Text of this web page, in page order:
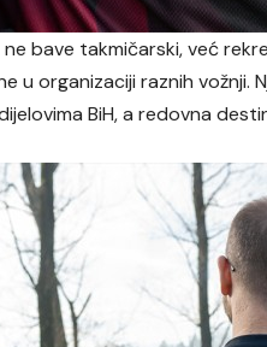
bave takmičarski, već
u organizaciji raznih vožnji.
BiH, a redovna